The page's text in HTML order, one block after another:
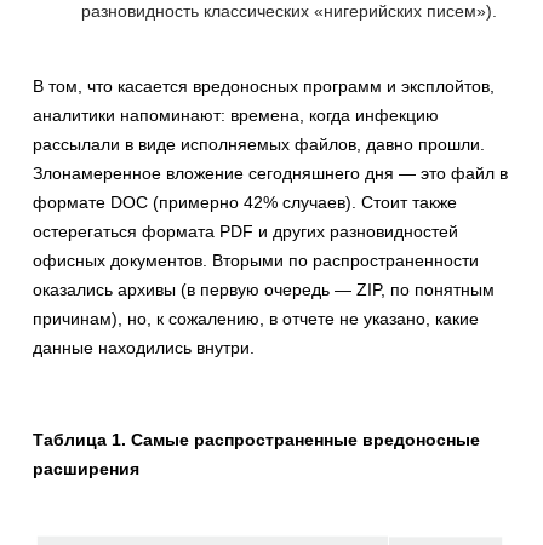
разновидность классических «нигерийских писем»).
В том, что касается вредоносных программ и эксплойтов,
аналитики напоминают: времена, когда инфекцию
рассылали в виде исполняемых файлов, давно прошли.
Злонамеренное вложение сегодняшнего дня — это файл в
формате DOC (примерно 42% случаев). Стоит также
остерегаться формата PDF и других разновидностей
офисных документов. Вторыми по распространенности
оказались архивы (в первую очередь — ZIP, по понятным
причинам), но, к сожалению, в отчете не указано, какие
данные находились внутри.
Таблица 1. Самые распространенные вредоносные
расширения